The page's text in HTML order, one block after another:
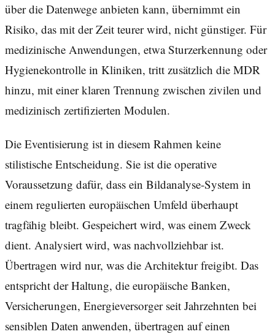
über die Datenwege anbieten kann, übernimmt ein
Risiko, das mit der Zeit teurer wird, nicht günstiger. Für
medizinische Anwendungen, etwa Sturzerkennung oder
Hygienekontrolle in Kliniken, tritt zusätzlich die MDR
hinzu, mit einer klaren Trennung zwischen zivilen und
medizinisch zertifizierten Modulen.
Die Eventisierung ist in diesem Rahmen keine
stilistische Entscheidung. Sie ist die operative
Voraussetzung dafür, dass ein Bildanalyse-System in
einem regulierten europäischen Umfeld überhaupt
tragfähig bleibt. Gespeichert wird, was einem Zweck
dient. Analysiert wird, was nachvollziehbar ist.
Übertragen wird nur, was die Architektur freigibt. Das
entspricht der Haltung, die europäische Banken,
Versicherungen, Energieversorger seit Jahrzehnten bei
sensiblen Daten anwenden, übertragen auf einen